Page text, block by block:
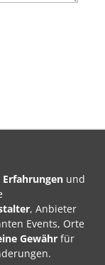
und
, Anbieter
Events, Orte
Gewähr für